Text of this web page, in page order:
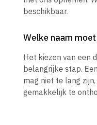
beschikbaar.
Welke naam
Het kiezen van een
belangrijke stap.
mag niet te lang
gemakkelijk te